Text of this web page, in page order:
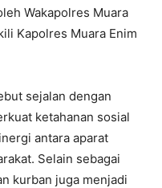
Wakapolres Muara
Kapolres Muara Enim
sejalan dengan
ketahanan sosial
antara aparat
Selain sebagai
kurban juga menjadi